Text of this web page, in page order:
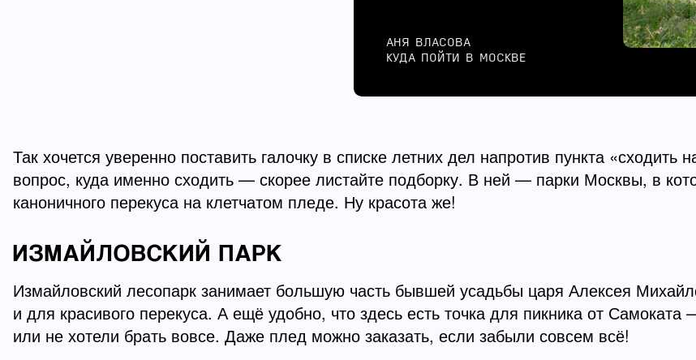
АНЯ ВЛАСОВА
КУДА ПОЙТИ В МОСКВЕ
Так хочется уверенно поставить галочку в списке летних дел напротив пункта «сходить
вопрос, куда именно сходить — скорее листайте подборку. В ней — парки Москвы, в
каноничного перекуса на клетчатом пледе. Ну красота же!
ИЗМАЙЛОВСКИЙ ПАРК
Измайловский лесопарк занимает большую часть бывшей усадьбы царя Алексея
и для красивого перекуса. А ещё удобно, что здесь есть точка для пикника от
или не хотели брать вовсе. Даже плед можно заказать, если забыли совсем всё!